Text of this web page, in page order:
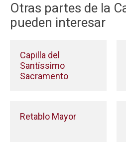
Otras partes de la
pueden interesar
Capilla del
Santíssimo
Sacramento
Retablo Mayor